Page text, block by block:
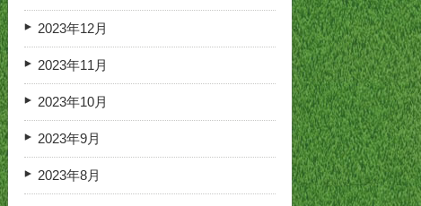
2023年12月
2023年11月
2023年10月
2023年9月
2023年8月